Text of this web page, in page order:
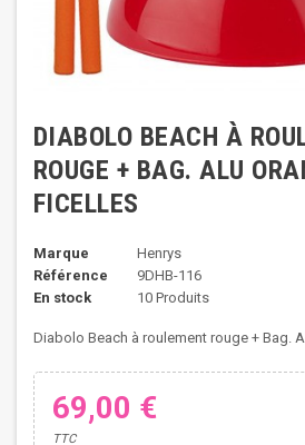
DIABOLO BEACH À
ROUGE + BAG. ALU
FICELLES
Marque
Henrys
Référence
9DHB-116
En stock
10 Produits
Diabolo Beach à roulement rouge + Bag.
69,00 €
TTC